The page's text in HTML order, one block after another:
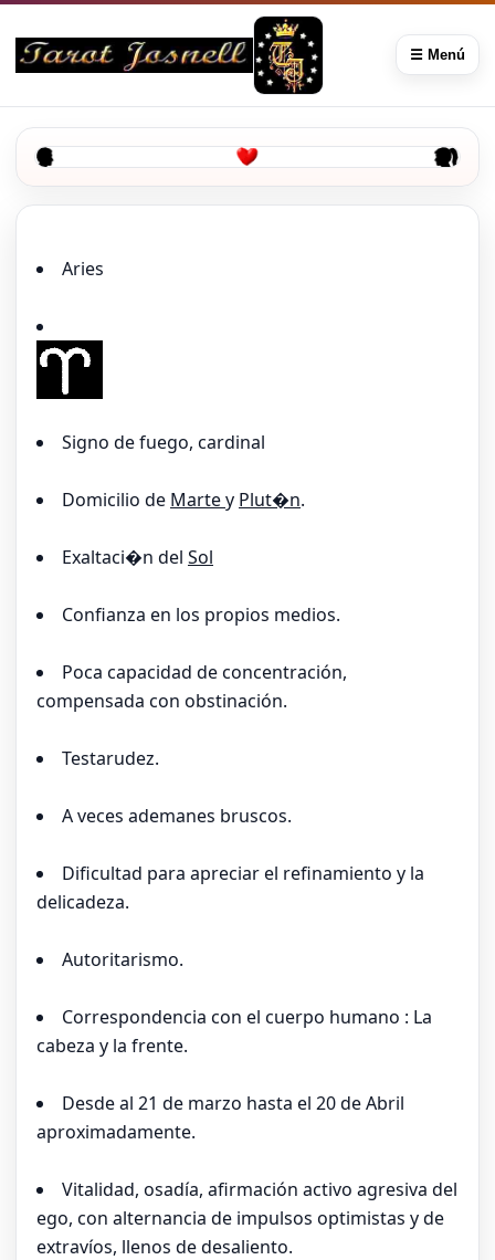
☰ Menú
Aries
Signo de fuego, cardinal
Domicilio de Martey Plut�n.
Exaltaci�n del Sol
Confianza en los propios medios.
Poca capacidad de concentración,
compensada con obstinación.
Testarudez.
A veces ademanes bruscos.
Dificultad para apreciar el refinamiento y la
delicadeza.
Autoritarismo.
Correspondencia con el cuerpo humano : La
cabeza y la frente.
Desde al 21 de marzo hasta el 20 de Abril
aproximadamente.
Vitalidad, osadía, afirmación activo agresiva del
ego, con alternancia de impulsos optimistas y de
extravíos, llenos de desaliento.